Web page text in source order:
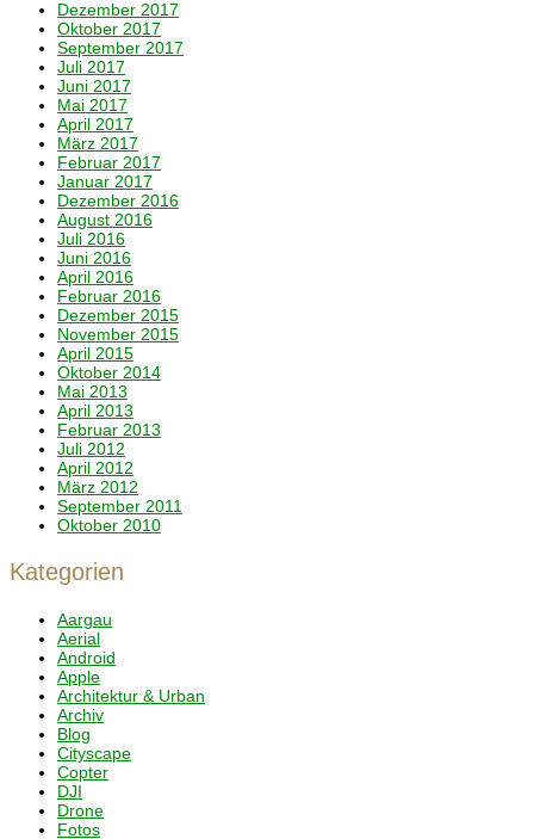
Dezember 2017
Oktober 2017
September 2017
Juli 2017
Juni 2017
Mai 2017
April 2017
März 2017
Februar 2017
Januar 2017
Dezember 2016
August 2016
Juli 2016
Juni 2016
April 2016
Februar 2016
Dezember 2015
November 2015
April 2015
Oktober 2014
Mai 2013
April 2013
Februar 2013
Juli 2012
April 2012
März 2012
September 2011
Oktober 2010
Kategorien
Aargau
Aerial
Android
Apple
Architektur & Urban
Archiv
Blog
Cityscape
Copter
DJI
Drone
Fotos